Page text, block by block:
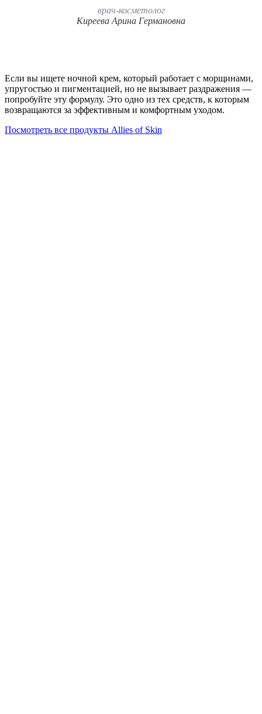
врач-косметолог
Киреева Арина Германовна
Если вы ищете ночной крем, который работает с морщинами,
упругостью и пигментацией, но не вызывает раздражения —
попробуйте эту формулу. Это одно из тех средств, к которым
возвращаются за эффективным и комфортным уходом.
Посмотреть все продукты Allies of Skin